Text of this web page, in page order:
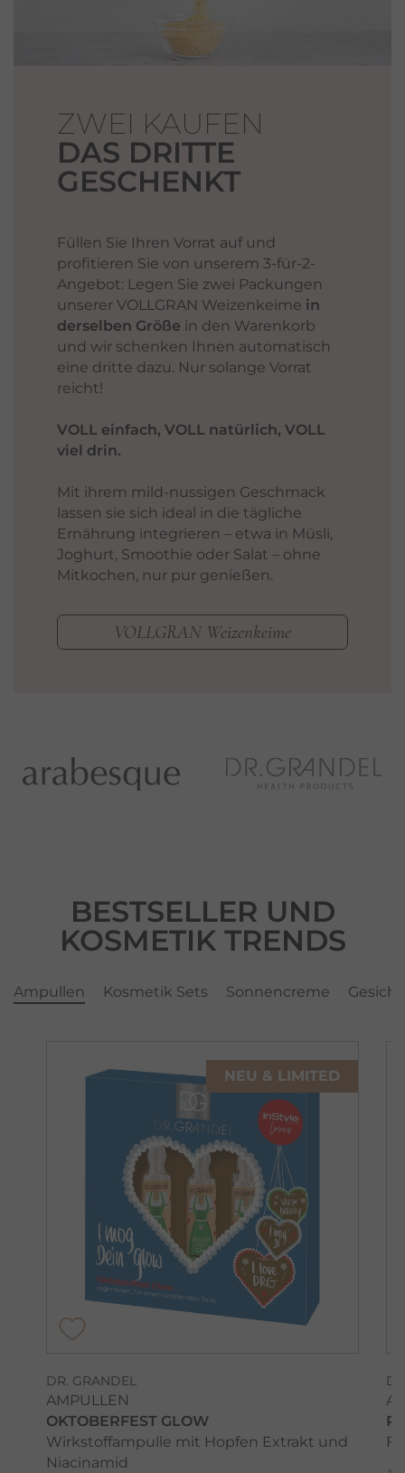
ZWEI KAUFEN
DAS DRITTE
GESCHENKT
Füllen Sie Ihren Vorrat auf und
profitieren Sie von unserem 3-für-2-
Angebot: Legen Sie zwei Packungen
unserer VOLLGRAN Weizenkeime in
derselben Größe in den Warenkorb
und wir schenken Ihnen automatisch
eine dritte dazu. Nur solange Vorrat
reicht!
VOLL einfach, VOLL natürlich, VOLL
viel drin.
Mit ihrem mild-nussigen Geschmack
lassen sie sich ideal in die tägliche
Ernährung integrieren – etwa in Müsli,
Joghurt, Smoothie oder Salat – ohne
Mitkochen, nur pur genießen.
VOLLGRAN Weizenkeime
BESTSELLER UND
KOSMETIK TRENDS
Ampullen Kosmetik Sets Sonnencreme
NEU & LIMITED
DR. GRANDEL
AMPULLEN
OKTOBERFEST GLOW
Wirkstoffampulle mit Hopfen Extrakt und
Niacinamid